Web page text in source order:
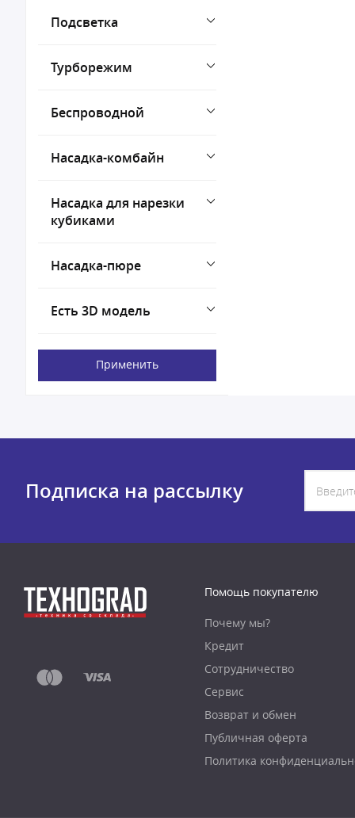
Подсветка
Турборежим
Беспроводной
Насадка-комбайн
Насадка для нарезки
кубиками
Насадка-пюре
Есть 3D модель
Применить
Подписка на рассылку
Помощь покупателю
Почему мы?
Кредит
Сотрудничество
Сервис
Возврат и обмен
Публичная оферта
Политика